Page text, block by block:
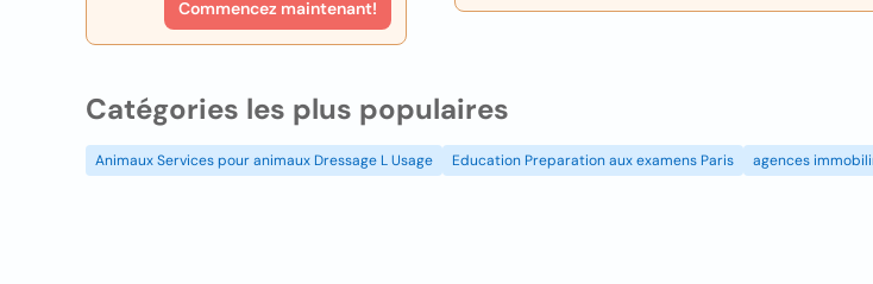
Commencez maintenant!
Catégories les plus populaires
Animaux Services pour animaux Dressage L Usage Education Preparation aux examens Paris agences